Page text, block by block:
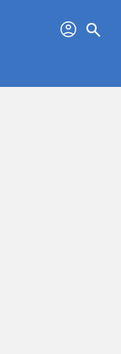
profil search